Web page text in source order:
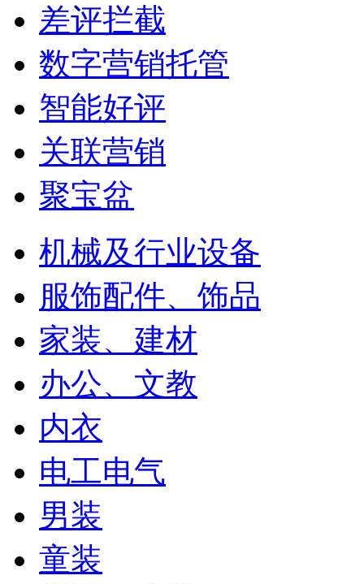
差评拦截
数字营销托管
智能好评
关联营销
聚宝盆
机械及行业设备
服饰配件、饰品
家装、建材
办公、文教
内衣
电工电气
男装
童装